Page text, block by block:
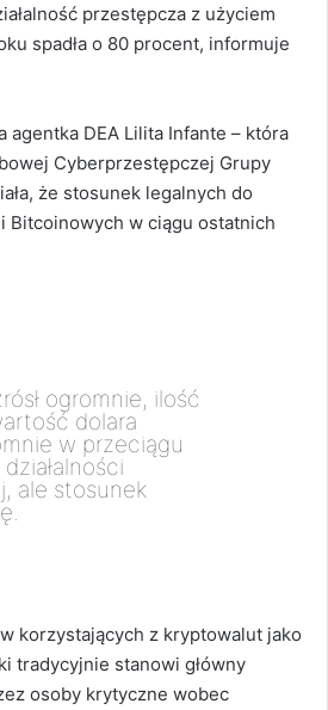
przestępcza z użyciem
spadła o 80 procent, informuje
agentka DEA Lilita Infante – która
Cyberprzestępczej Grupy
że stosunek legalnych do
Bitcoinowych w ciągu ostatnich
ogromnie, ilość
dolara
w przeciągu
ale stosunek
korzystających z kryptowalut jako
tradycyjnie stanowi główny
osoby krytyczne wobec